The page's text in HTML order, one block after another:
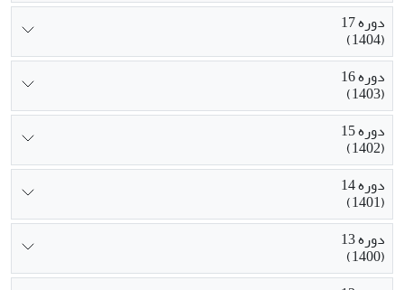
دوره 17
(1404)
دوره 16
(1403)
دوره 15
(1402)
دوره 14
(1401)
دوره 13
(1400)